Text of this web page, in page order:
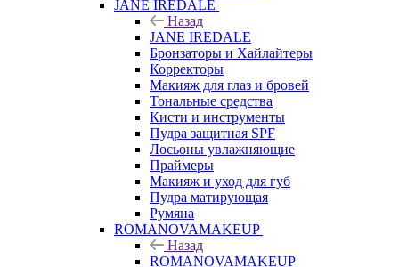
JANE IREDALE
Назад
JANE IREDALE
Бронзаторы и Хайлайтеры
Корректоры
Макияж для глаз и бровей
Тональные средства
Кисти и инструменты
Пудра защитная SPF
Лосьоны увлажняющие
Праймеры
Макияж и уход для губ
Пудра матирующая
Румяна
ROMANOVAMAKEUP
Назад
ROMANOVAMAKEUP